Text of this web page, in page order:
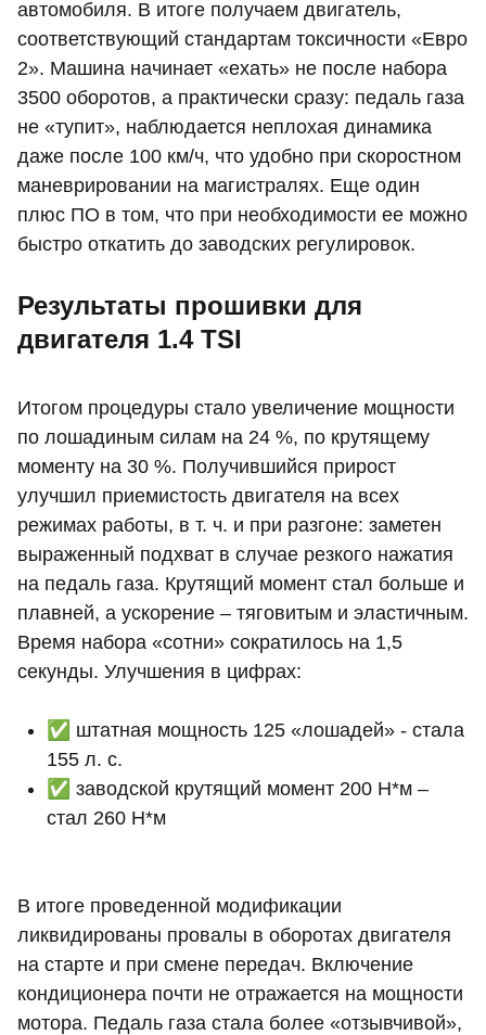
автомобиля. В итоге получаем двигатель,
соответствующий стандартам токсичности «Евро
2». Машина начинает «ехать» не после набора
3500 оборотов, а практически сразу: педаль газа
не «тупит», наблюдается неплохая динамика
даже после 100 км/ч, что удобно при скоростном
маневрировании на магистралях. Еще один
плюс ПО в том, что при необходимости ее можно
быстро откатить до заводских регулировок.
Результаты прошивки для
двигателя 1.4 TSI
Итогом процедуры стало увеличение мощности
по лошадиным силам на 24 %, по крутящему
моменту на 30 %. Получившийся прирост
улучшил приемистость двигателя на всех
режимах работы, в т. ч. и при разгоне: заметен
выраженный подхват в случае резкого нажатия
на педаль газа. Крутящий момент стал больше и
плавней, а ускорение – тяговитым и эластичным.
Время набора «сотни» сократилось на 1,5
секунды. Улучшения в цифрах:
✅ штатная мощность 125 «лошадей» - стала
155 л. с.
✅ заводской крутящий момент 200 Н*м –
стал 260 Н*м
В итоге проведенной модификации
ликвидированы провалы в оборотах двигателя
на старте и при смене передач. Включение
кондиционера почти не отражается на мощности
мотора. Педаль газа стала более «отзывчивой»,